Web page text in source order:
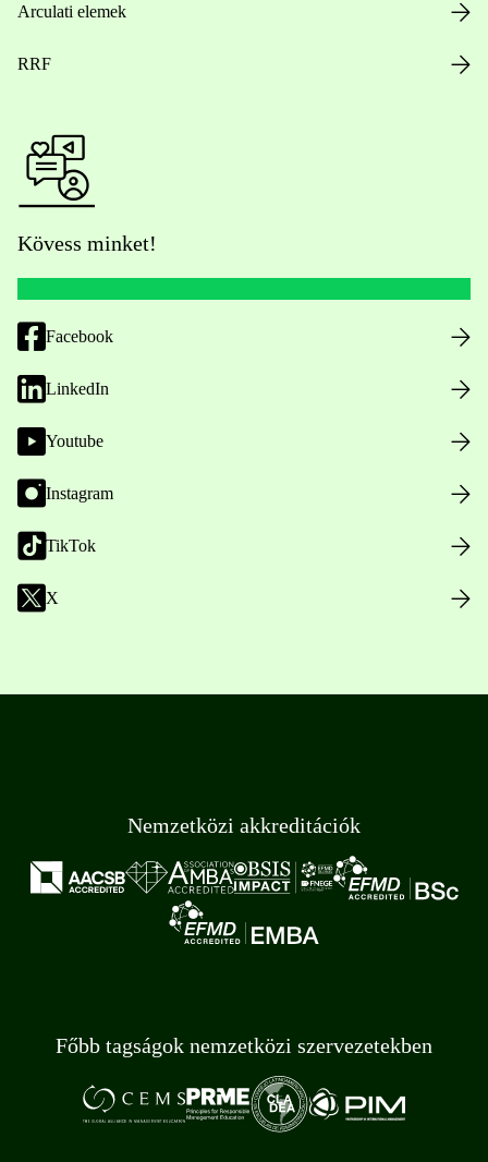
Arculati elemek
RRF
Kövess minket!
Facebook
LinkedIn
Youtube
Instagram
TikTok
X
Nemzetközi akkreditációk
Főbb tagságok nemzetközi szervezetekben